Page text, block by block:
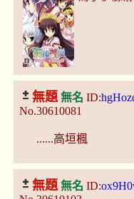
無題無名 ID:
No.30610081
......高垣楓
無題無名 ID: